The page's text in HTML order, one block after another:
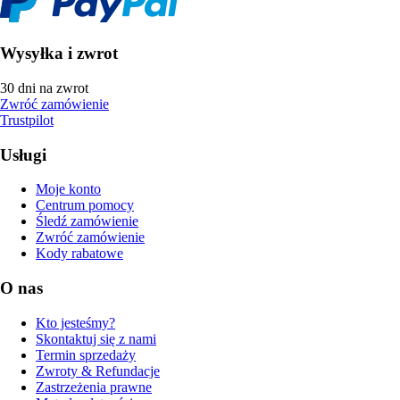
Wysyłka i zwrot
30 dni na zwrot
Zwróć zamówienie
Trustpilot
Usługi
Moje konto
Centrum pomocy
Śledź zamówienie
Zwróć zamówienie
Kody rabatowe
O nas
Kto jesteśmy?
Skontaktuj się z nami
Termin sprzedaży
Zwroty & Refundacje
Zastrzeżenia prawne